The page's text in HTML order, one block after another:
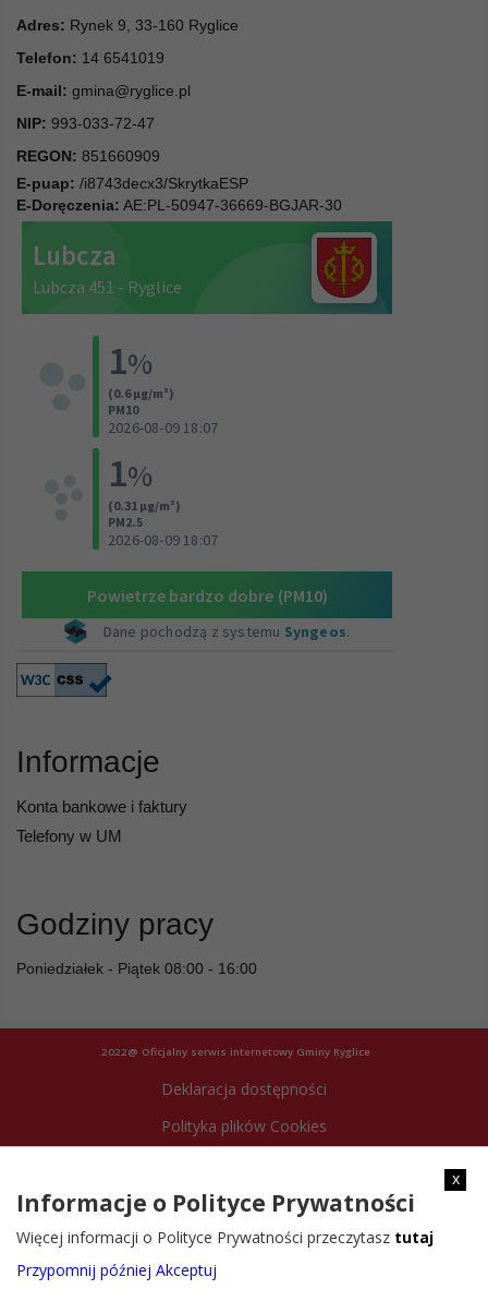
Adres: Rynek 9, 33-160 Ryglice
Telefon: 14 6541019
E-mail: gmina@ryglice.pl
NIP: 993-033-72-47
REGON: 851660909
E-puap: /i8743decx3/SkrytkaESP
E-Doręczenia: AE:PL-50947-36669-BGJAR-30
Informacje
Konta bankowe i faktury
Telefony w UM
Godziny pracy
Poniedziałek - Piątek 08:00 - 16:00
2022@ Oficjalny serwis internetowy Gminy Ryglice
Deklaracja dostępności
Polityka plików Cookies
x
Informacje o Polityce Prywatności
Więcej informacji o Polityce Prywatności przeczytasz tutaj
Przypomnij później Akceptuj